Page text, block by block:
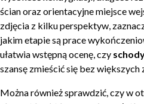
ścian oraz orientacyjne miejsce
zdjęcia z kilku perspektyw,
jakim etapie są prace
ułatwia wstępną ocenę, czy
szansę zmieścić się bez większych
Można również sprawdzić, czy w